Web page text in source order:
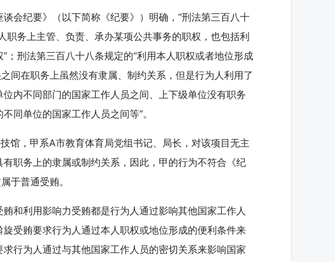
纪要》（以下简称《纪要》）明确，“刑法第三百八十
职务上主管、负责、承办某项公共事务的职权，也包括利
刑法第三百八十八条规定的“利用本人职权或者地位形成
间在职务上虽然没有隶属、制约关系，但是行为人利用了
内不同部门的国家工作人员之间、上下级单位没有职务
同单位的国家工作人员之间等”。
，甲系A市教育体育局党组书记、局长，对该项目无主
职务上的隶属或制约关系，因此，甲的行为不符合《纪
于普通受贿。
利用影响力受贿都是行为人通过影响其他国家工作人
受贿要求行为人通过本人职权或地位形成的便利条件来
行为人通过与其他国家工作人员的密切关系来影响国家